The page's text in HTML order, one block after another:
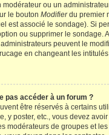
modérateur ou un
le bouton Modifierdu premier
est associé le sondage). Si
ou supprimer le sondage.
peuvent le
en changeant les
pas accéder à un forum ?
être réservés à certains
y poster, etc., vous devez
modérateurs de groupes et